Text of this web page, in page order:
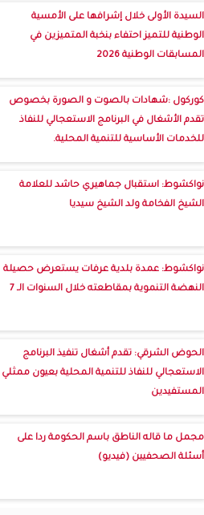
السيدة الأولى خلال إشرافها على الأمسية
الوطنية للتميز احتفاء بنخبة المتميزين في
المسابقات الوطنية 2026
كوركول :شهادات بالصوت و الصورة بخصوص
تقدم الأشغال في البرنامج الاستعجالي للنفاذ
للخدمات الأساسية للتنمية المحلية.
نواكشوط: استقبال جماهيري حاشد للعلامة
الشيخ الفخامة ولد الشيخ سيديا
نواكشوط: عمدة بلدية عرفات يستعرض حصيلة
النهضة التنموية بمقاطعته خلال السنوات الـ 7
الحوض الشرقي: تقدم أشغال تنفيذ البرنامج
الاستعجالي للنفاذ للتنمية المحلية بعيون ممثلي
المستفيدين
مجمل ما قاله الناطق باسم الحكومة ردا على
أسئلة الصحفيين (فيديو)